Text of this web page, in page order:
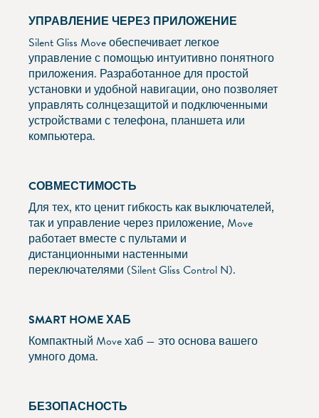
УПРАВЛЕНИЕ ЧЕРЕЗ ПРИЛОЖЕНИЕ
Silent Gliss Move обеспечивает легкое
управление с помощью интуитивно понятного
приложения. Разработанное для простой
установки и удобной навигации, оно позволяет
управлять солнцезащитой и подключенными
устройствами с телефона, планшета или
компьютера.
CОВМЕСТИМОСТЬ
Для тех, кто ценит гибкость как выключателей,
так и управление через приложение, Move
работает вместе с пультами и
дистанционными настенными
переключателями (Silent Gliss Control N).
SMART HOME ХАБ
Компактный Move хаб — это основа вашего
умного дома.
БЕЗОПАСНОСТЬ